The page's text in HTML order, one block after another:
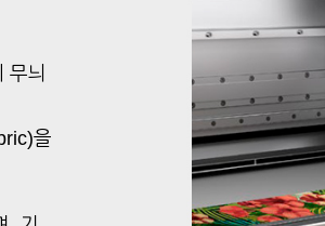
무늬
을